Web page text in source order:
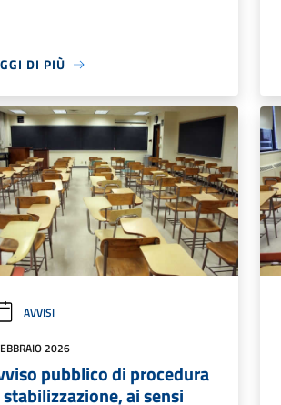
DI PIÙ
AVVISI
2026
pubblico di procedura
ai sensi